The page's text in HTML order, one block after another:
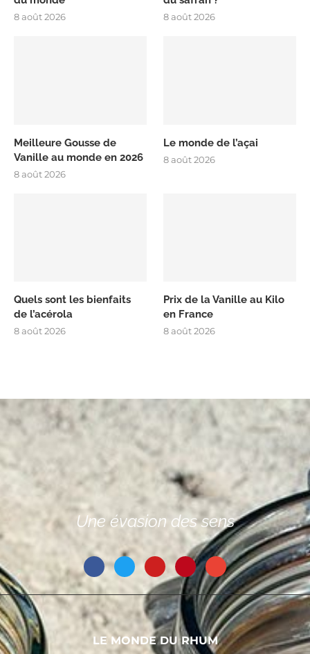
8 août 2026 8 août 2026
Meilleure Gousse de
Vanille au monde en 2026
8 août 2026
Le monde de l’açai
8 août 2026
Quels sont les bienfaits
de l’acérola
8 août 2026
Prix de la Vanille au Kilo
en France
8 août 2026
Une évasion des sens
LE MONDE DU RHUM